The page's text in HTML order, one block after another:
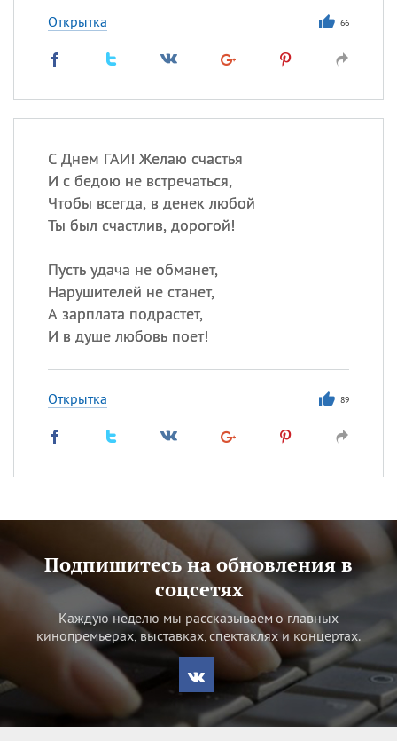
Открытка 66
С Днем ГАИ! Желаю счастья
И с бедою не встречаться,
Чтобы всегда, в денек любой
Ты был счастлив, дорогой!
Пусть удача не обманет,
Нарушителей не станет,
А зарплата подрастет,
И в душе любовь поет!
Открытка 89
Подпишитесь на обновления в
соцсетях
Каждую неделю мы рассказываем о главных
кинопремьерах, выставках, спектаклях и концертах.